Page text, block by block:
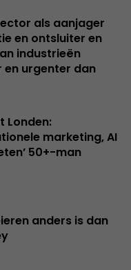
als aanjager
en ontsluiter en
industrieën
en urgenter dan
Londen:
marketing, AI
50+-man
anders is dan